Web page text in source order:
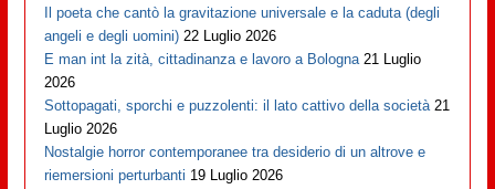
Il poeta che cantò la gravitazione universale e la caduta (degli
angeli e degli uomini) 22 Luglio 2026
E man int la zità, cittadinanza e lavoro a Bologna 21 Luglio
2026
Sottopagati, sporchi e puzzolenti: il lato cattivo della società 21
Luglio 2026
Nostalgie horror contemporanee tra desiderio di un altrove e
riemersioni perturbanti 19 Luglio 2026